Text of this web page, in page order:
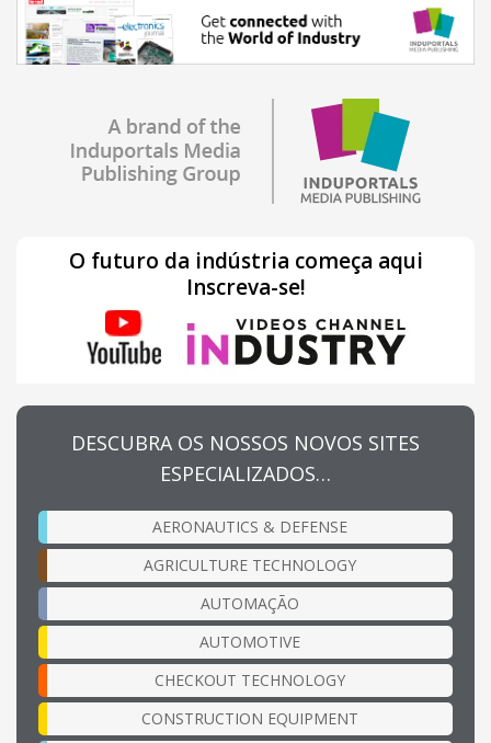
O futuro da indústria começa aqui
Inscreva-se!
DESCUBRA OS NOSSOS NOVOS SITES
ESPECIALIZADOS…
AERONAUTICS & DEFENSE
AGRICULTURE TECHNOLOGY
AUTOMAÇÃO
AUTOMOTIVE
CHECKOUT TECHNOLOGY
CONSTRUCTION EQUIPMENT